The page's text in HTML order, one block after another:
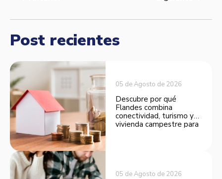
Post recientes
05 de Agosto de 2026
Descubre por qué
Flandes combina
conectividad, turismo y
vivienda campestre para
05 de Agosto de 2026